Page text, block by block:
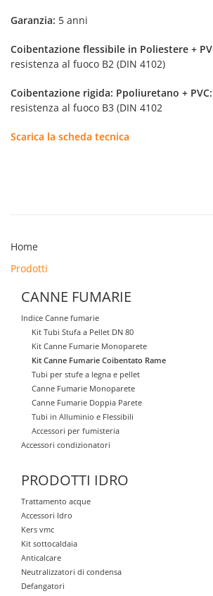
Garanzia: 5 anni
Coibentazione flessibile in Poliestere +
resistenza al fuoco B2 (DIN 4102)
Coibentazione rigida: Ppoliuretano + PVC:
resistenza al fuoco B3 (DIN 4102
Scarica la scheda tecnica
Home
Prodotti
CANNE FUMARIE
Indice Canne fumarie
Kit Tubi Stufa a Pellet DN 80
Kit Canne Fumarie Monoparete
Kit Canne Fumarie Coibentato Rame
Tubi per stufe a legna e pellet
Canne Fumarie Monoparete
Canne Fumarie Doppia Parete
Tubi in Alluminio e Flessibili
Accessori per fumisteria
Accessori condizionatori
PRODOTTI IDRO
Trattamento acque
Accessori Idro
Kers vmc
Kit sottocaldaia
Anticalcare
Neutralizzatori di condensa
Defangatori